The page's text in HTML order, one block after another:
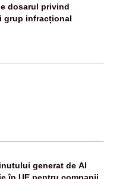
dosarul privind
grup infracțional
generat de AI
în UE pentru companii